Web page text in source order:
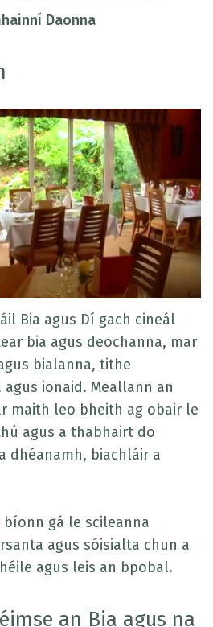
Daonna
Bia agus Dí gach cineál
bia agus deochanna, mar
bialanna, tithe
ionaid. Meallann an
maith leo bheith ag obair le
agus a thabhairt do
dhéanamh, biachláir a
bíonn gá le scileanna
agus sóisialta chun a
agus leis an bpobal.
an Bia agus na